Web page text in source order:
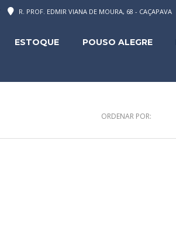
R. PROF. EDMIR VIANA DE MOURA, 68 - CAÇAPAVA
ESTOQUE POUSO ALEGRE
ORDENAR POR: